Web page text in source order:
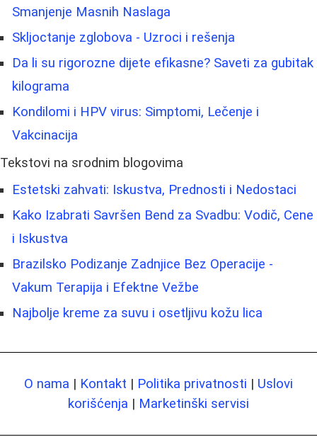
Smanjenje Masnih Naslaga
Skljoctanje zglobova - Uzroci i rešenja
Da li su rigorozne dijete efikasne? Saveti za gubitak
kilograma
Kondilomi i HPV virus: Simptomi, Lečenje i
Vakcinacija
Tekstovi na srodnim blogovima
Estetski zahvati: Iskustva, Prednosti i Nedostaci
Kako Izabrati Savršen Bend za Svadbu: Vodič, Cene
i Iskustva
Brazilsko Podizanje Zadnjice Bez Operacije -
Vakum Terapija i Efektne Vežbe
Najbolje kreme za suvu i osetljivu kožu lica
O nama | Kontakt | Politika privatnosti | Uslovi
korišćenja | Marketinški servisi